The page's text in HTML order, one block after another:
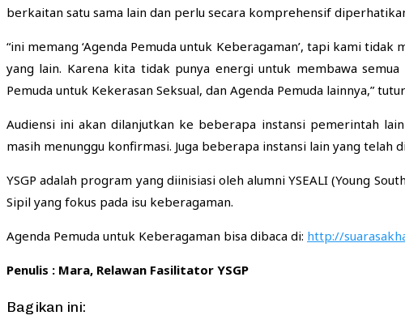
berkaitan satu sama lain dan perlu secara komprehensif
“ini memang ‘Agenda Pemuda untuk Keberagaman’, tapi kami
yang lain. Karena kita tidak punya energi untuk membawa
Pemuda untuk Kekerasan Seksual, dan Agenda Pemuda lainnya,”
Audiensi ini akan dilanjutkan ke beberapa instansi pemerintah
masih menunggu konfirmasi. Juga beberapa instansi lain yang telah
YSGP adalah program yang diinisiasi oleh alumni YSEALI (Young
Sipil yang fokus pada isu keberagaman.
Agenda Pemuda untuk Keberagaman bisa dibaca di: http://
Penulis : Mara, Relawan Fasilitator YSGP
Bagikan ini: